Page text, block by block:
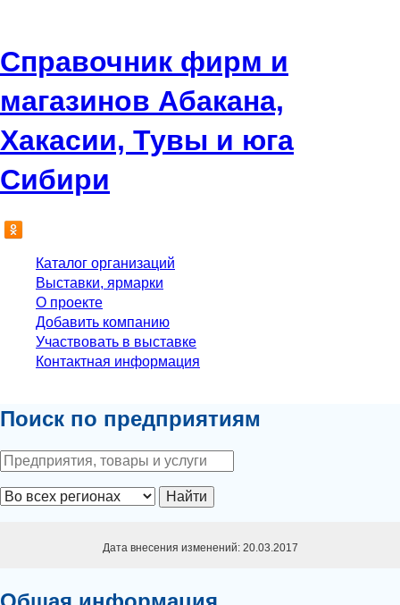
Справочник фирм и
магазинов Абакана,
Хакасии, Тувы и юга
Сибири
Каталог организаций
Выставки, ярмарки
О проекте
Добавить компанию
Участвовать в выставке
Контактная информация
Поиск по предприятиям
Найти
Дата внесения изменений: 20.03.2017